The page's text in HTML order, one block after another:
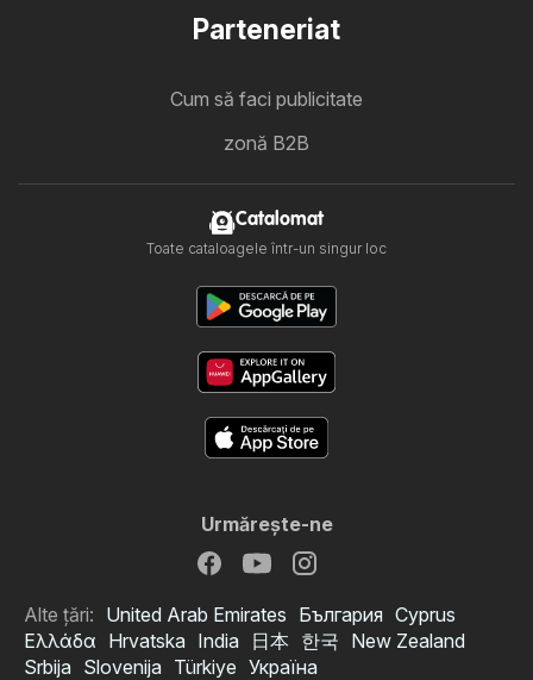
Parteneriat
Cum să faci publicitate
zonă B2B
Catalomat
Toate cataloagele într-un singur loc
Urmăreşte-ne
Alte țări: United Arab Emirates България Cyprus
Ελλάδα Hrvatska India 日本 한국 New Zealand
Srbija Slovenija Türkiye Україна